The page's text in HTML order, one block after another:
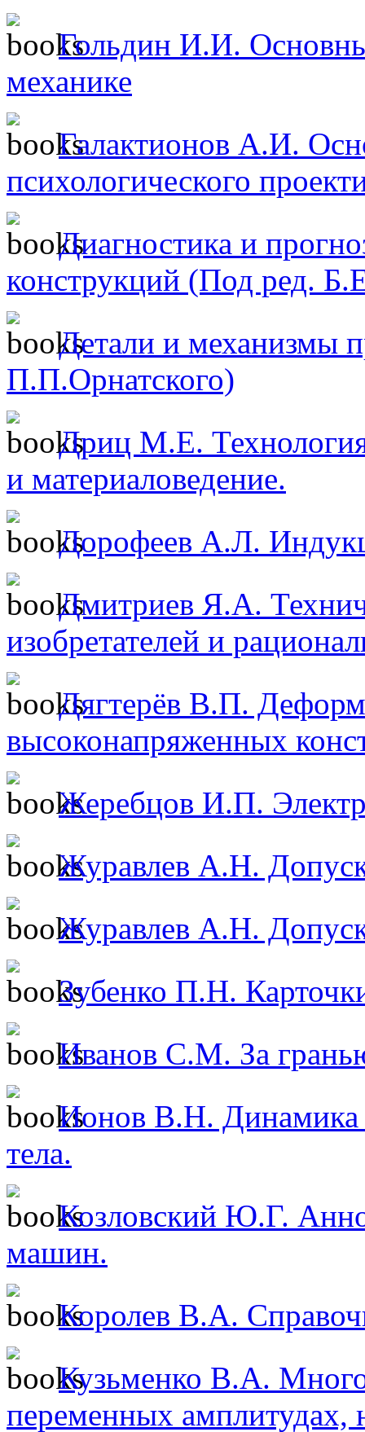
Гольдин И.И.
механике
Галактионов А.И.
психологического
Диагностика и
конструкций (Под ред.
Детали и механизмы
П.П.Орнатского)
Дриц М.Е.
и материаловедение.
Дорофеев А.Л.
Дмитриев Я.А.
изобретателей и
Дягтерёв В.П.
высоконапряженных
Жеребцов И.П.
Журавлев А.Н.
Журавлев А.Н.
Зубенко П.Н.
Иванов С.М. За
Ионов В.Н. Динамика
тела.
Козловский Ю.Г.
машин.
Королев В.А.
Кузьменко В.А.
переменных амплитудах,